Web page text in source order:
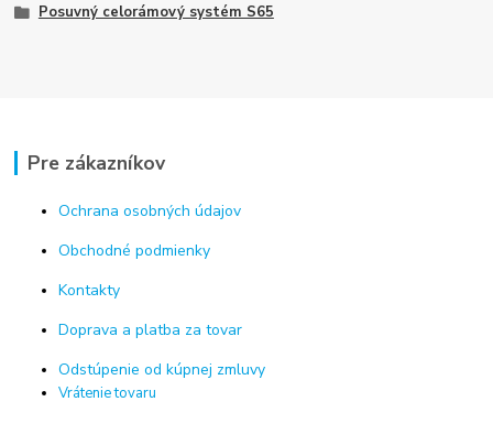
Posuvný celorámový systém S65
Pre zákazníkov
Ochrana osobných údajov
Obchodné podmienky
Kontakty
Doprava a platba za tovar
Odstúpenie od kúpnej zmluvy
Vrátenie tovaru